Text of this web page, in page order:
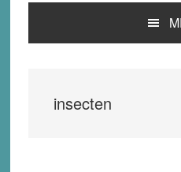
insecten